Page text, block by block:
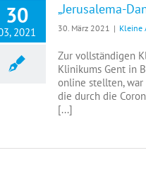
30
2021
„Jerusalema-
30. März 2021 | Kleine
Zur vollständigen
Klinikums Gent in
online stellten, war
die durch die
[...]